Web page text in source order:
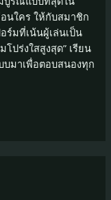
นใคร ให้กับสมาชิก
ร์มที่เน้นผู้เล่นเป็น
ปร่งใสสูงสุด” เรียน
บมาเพื่อตอบสนองทุก